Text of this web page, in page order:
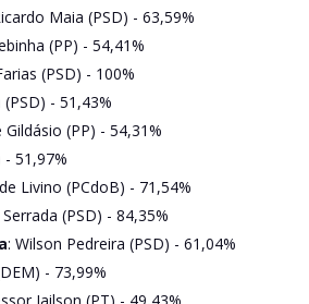
Maia (PSD) - 63,59%
(PP) - 54,41%
(PSD) - 100%
(PSD) - 51,43%
Gildásio (PP) - 54,31%
- 51,97%
Livino (PCdoB) - 71,54%
(PSD) - 84,35%
: Wilson Pedreira (PSD) - 61,04%
- 73,99%